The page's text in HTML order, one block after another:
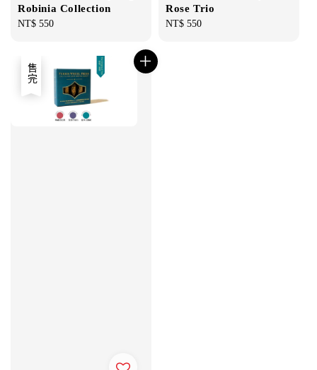
Robinia Collection
Regular
NT$ 550
Rose Trio
Regular
NT$ 550
售完